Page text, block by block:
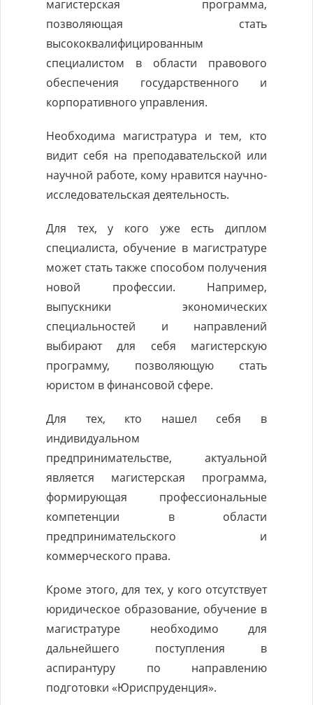
магистерская программа,
позволяющая стать
высококвалифицированным
специалистом в области правового
обеспечения государственного и
корпоративного управления.
Необходима магистратура и тем, кто
видит себя на преподавательской или
научной работе, кому нравится научно-
исследовательская деятельность.
Для тех, у кого уже есть диплом
специалиста, обучение в магистратуре
может стать также способом получения
новой профессии. Например,
выпускники экономических
специальностей и направлений
выбирают для себя магистерскую
программу, позволяющую стать
юристом в финансовой сфере.
Для тех, кто нашел себя в
индивидуальном
предпринимательстве, актуальной
является магистерская программа,
формирующая профессиональные
компетенции в области
предпринимательского и
коммерческого права.
Кроме этого, для тех, у кого отсутствует
юридическое образование, обучение в
магистратуре необходимо для
дальнейшего поступления в
аспирантуру по направлению
подготовки «Юриспруденция».